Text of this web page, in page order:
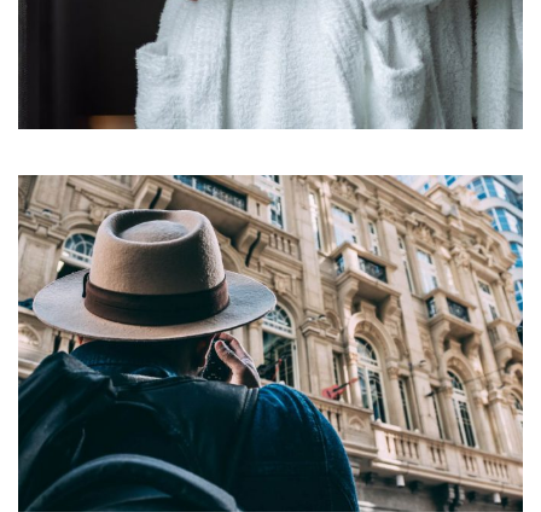
POOLS & BEACH SPA & FITNESS
Tellus orci ac auctor